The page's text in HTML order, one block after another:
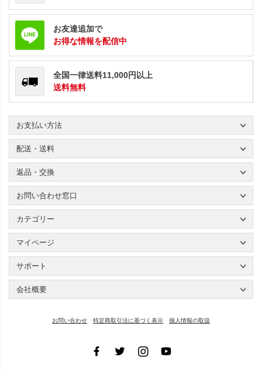
お友達追加で
お得な情報を配信中
全国一律送料11,000円以上
送料無料
お支払い方法
配送・送料
返品・交換
お問い合わせ窓口
カテゴリー
マイページ
サポート
会社概要
お問い合わせ 特定商取引法に基づく表示 個人情報の取扱